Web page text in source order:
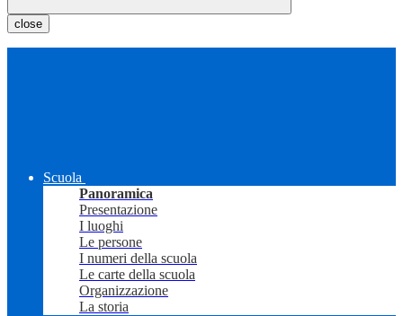
close
Scuola
Panoramica
Presentazione
I luoghi
Le persone
I numeri della scuola
Le carte della scuola
Organizzazione
La storia